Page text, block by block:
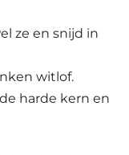
ze en snijd in
witlof.
harde kern en